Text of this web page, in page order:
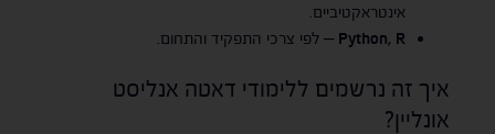
אינטראקטיביים.
Python, R – לפי צרכי התפקיד והתחום.
איך זה נרשמים ללימודי דאטה אנליסט
אונליין?